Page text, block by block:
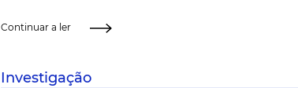
Continuar a ler
Investigação